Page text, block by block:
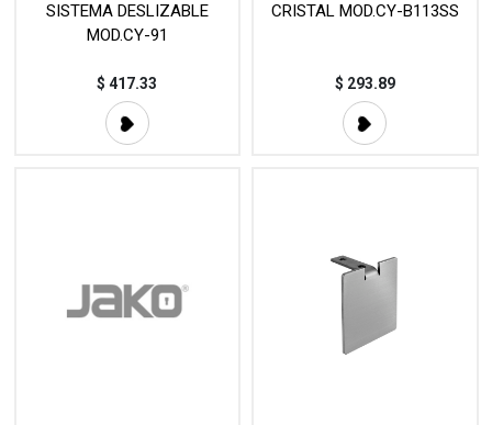
SISTEMA DESLIZABLE
MOD.CY-91
$417.33
CRISTAL MOD.CY-B113SS
$ 293.89